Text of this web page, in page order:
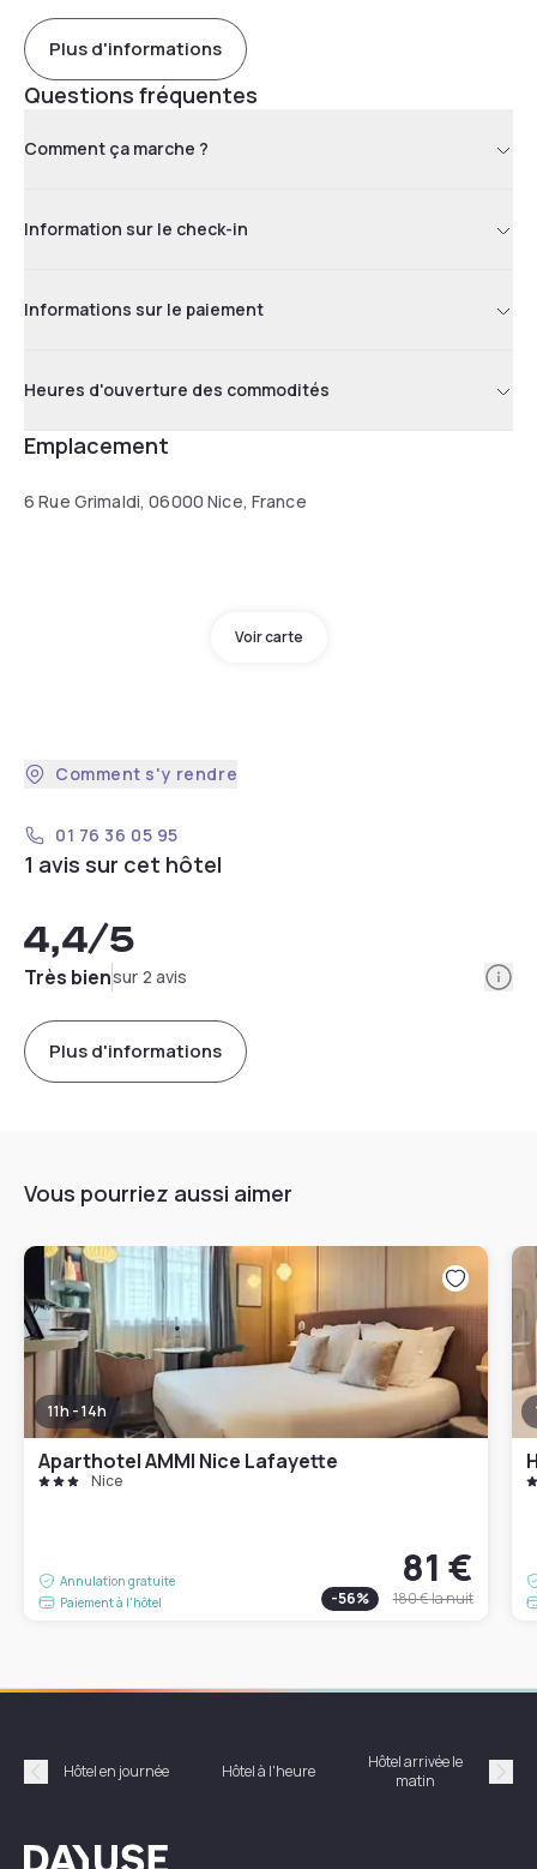
Plus d'informations
Questions fréquentes
Comment ça marche ?
Information sur le check-in
Informations sur le paiement
Heures d'ouverture des commodités
Emplacement
6 Rue Grimaldi, 06000 Nice, France
Voir carte
Comment s'y rendre
01 76 36 05 95
1 avis sur cet hôtel
4,4/5
Très biensur 2 avis
Plus d'informations
Vous pourriez aussi aimer
11h - 14h
Aparthotel AMMI Nice Lafayette
Nice
Annulation gratuite
Paiement à l'hôtel
81 €
-56% 180 €la nuit
Précédent
Hôtel en journée Hôtel à l'heure
Hôtel arrivée le
matin
Dayuse